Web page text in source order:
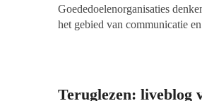
kijken zij naar de sector en de
fondsenwerver Gitta de Vries
Goededoelenorganisaties
het gebied van communicatie
kunnen zijn.
Teruglezen: liveblog